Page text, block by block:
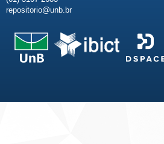
repositorio@unb.br